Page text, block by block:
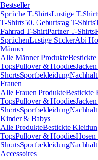
Bestseller
Sprüche T-ShirtsLustige T-
T-Shirts50. Geburtstag T-Shirts
Fahrrad T-ShirtPartner T-Shirts
SprüchenLustige StickerAbi
Männer
Alle Männer Produkte
TopsPullover & Hoodies
ShortsSportbekleidung
Frauen
Alle Frauen ProdukteBestickte
TopsPullover & Hoodies
ShortsSportbekleidung
Kinder & Babys
Alle ProdukteBestickte
TopsPullover & HoodiesHosen
ShortsSportbekleidung
Accessoires